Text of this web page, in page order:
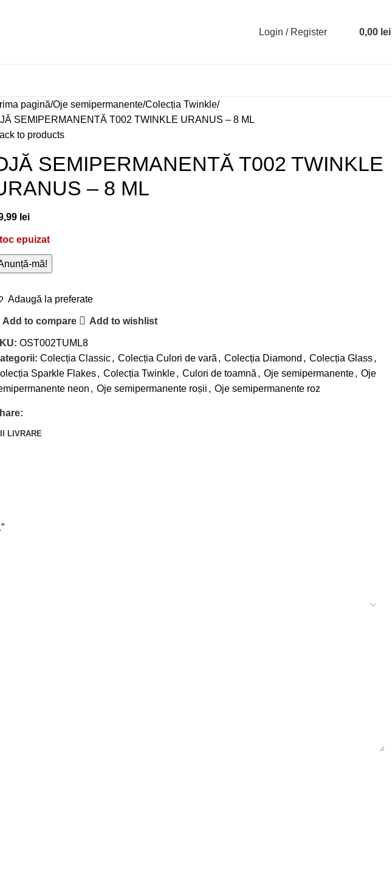
Login / Register 0,00 lei
pagină Oje semipermanente Colecția Twinkle
SEMIPERMANENTĂ T002 TWINKLE URANUS – 8 ML
to products
SEMIPERMANENTĂ T002 TWINKLE
– 8 ML
lei
epuizat
Adaugă la preferate
Add to compare Add to wishlist
OST002TUML8
Colecția Classic, Colecția Culori de vară , Colecția Diamond , Colecția Glass,
Sparkle Flakes, Colecția Twinkle, Culori de toamnă , Oje semipermanente, Oje
neon , Oje semipermanente roșii , Oje semipermanente roz
LIVRARE